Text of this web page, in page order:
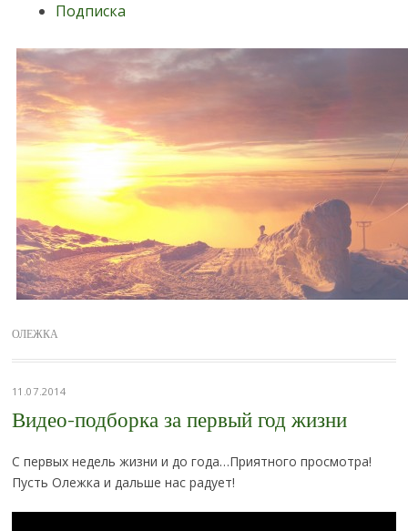
Подписка
ОЛЕЖКА
11.07.2014
Видео-подборка за первый год жизни
С первых недель жизни и до года…Приятного просмотра!
Пусть Олежка и дальше нас радует!